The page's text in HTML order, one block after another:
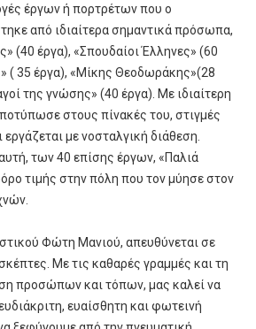
έργων ή πορτρέτων που ο
από ιδιαίτερα σημαντικά πρόσωπα,
(40 έργα), «Σπουδαίοι Έλληνες» (60
( 35 έργα), «Μίκης Θεοδωράκης»(28
της γνώσης» (40 έργα). Με ιδιαίτερη
στους πίνακές του, στιγμές
με νοσταλγική διάθεση.
των 40 επίσης έργων, «Παλιά
τιμής στην πόλη που τον μύησε στον
Φώτη Μανιού, απευθύνεται σε
Με τις καθαρές γραμμές και τη
προσώπων και τόπων, μας καλεί να
ευαίσθητη και φωτεινή